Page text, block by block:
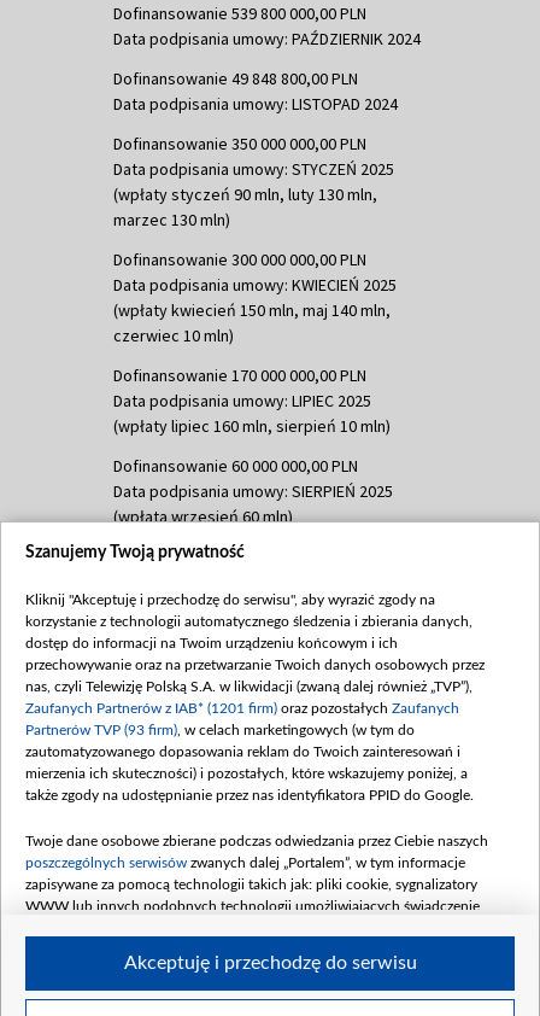
Dofinansowanie 539 800 000,00 PLN
Data podpisania umowy: PAŹDZIERNIK 2024
Dofinansowanie 49 848 800,00 PLN
Data podpisania umowy: LISTOPAD 2024
Dofinansowanie 350 000 000,00 PLN
Data podpisania umowy: STYCZEŃ 2025
(wpłaty styczeń 90 mln, luty 130 mln,
marzec 130 mln)
Dofinansowanie 300 000 000,00 PLN
Data podpisania umowy: KWIECIEŃ 2025
(wpłaty kwiecień 150 mln, maj 140 mln,
czerwiec 10 mln)
Dofinansowanie 170 000 000,00 PLN
Data podpisania umowy: LIPIEC 2025
(wpłaty lipiec 160 mln, sierpień 10 mln)
Dofinansowanie 60 000 000,00 PLN
Data podpisania umowy: SIERPIEŃ 2025
(wpłata wrzesień 60 mln)
Dofinansowanie 635 783 051,21 PLN
(wpłata wrzesień 100 mln, październik 350
mln, listopad 265 mln)
Dofinansowanie 48 862 000,00 PLN
Data podpisania umowy: GRUDZIEŃ 2025
(wpłata grudzień 60,548 mln)
Dofinansowanie 900 000 000,00 PLN
Data podpisania umowy: LUTY 2026 (wpłata
kwiecień 180 mln, 7 maja 180 mln, 8
czerwca 90 mln)
Dofinansowanie 250 000 000,00 PLN
4 sierpnia 250 mln
Szanujemy Twoją prywatność
Kliknij "Akceptuję i przechodzę do serwisu", aby wyrazić zgody na
korzystanie z technologii automatycznego śledzenia i zbierania danych,
dostęp do informacji na Twoim urządzeniu końcowym i ich
przechowywanie oraz na przetwarzanie Twoich danych osobowych przez
nas, czyli Telewizję Polską S.A. w likwidacji (zwaną dalej również „TVP”),
Zaufanych Partnerów z IAB* (1201 firm) oraz pozostałych Zaufanych
Partnerów TVP (93 firm) , w celach marketingowych (w tym do
zautomatyzowanego dopasowania reklam do Twoich zainteresowań i
mierzenia ich skuteczności) i pozostałych, które wskazujemy poniżej, a
także zgody na udostępnianie przez nas identyfikatora PPID do Google.
Twoje dane osobowe zbierane podczas odwiedzania przez Ciebie naszych
poszczególnych serwisów zwanych dalej „Portalem”, w tym informacje
zapisywane za pomocą technologii takich jak: pliki cookie, sygnalizatory
WWW lub innych podobnych technologii umożliwiających świadczenie
Akceptuję i przechodzę do serwisu